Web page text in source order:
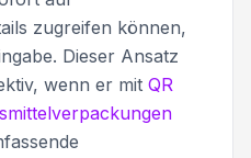
zugreifen können,
Dieser Ansatz
wenn er mit QR